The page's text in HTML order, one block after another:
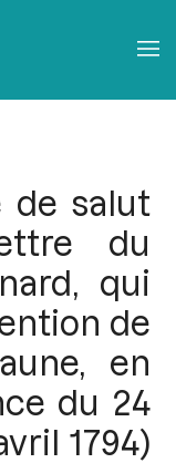
de salut
du
qui
de
en
du 24
1794)